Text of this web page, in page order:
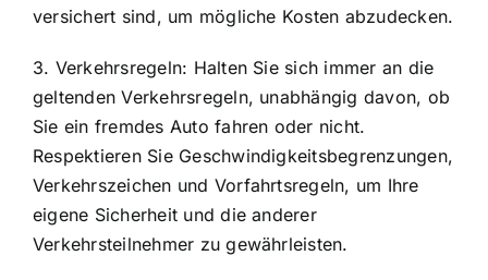
versichert sind, um mögliche Kosten abzudecken.
3. Verkehrsregeln: Halten Sie sich immer an die
geltenden Verkehrsregeln, unabhängig davon, ob
Sie ein fremdes Auto fahren oder nicht.
Respektieren Sie Geschwindigkeitsbegrenzungen,
Verkehrszeichen und Vorfahrtsregeln, um Ihre
eigene Sicherheit und die anderer
Verkehrsteilnehmer zu gewährleisten.